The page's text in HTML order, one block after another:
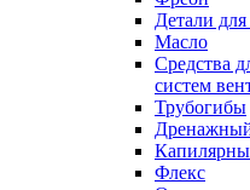
Детали
Масло
Средства
систем
Трубогибы
Флекс